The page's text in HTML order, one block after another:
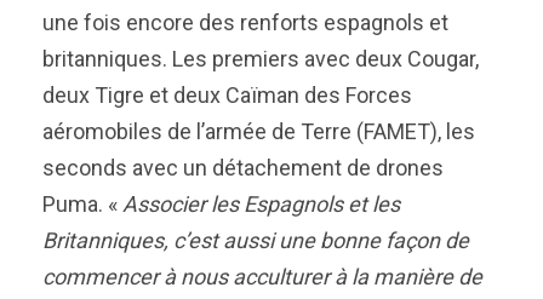
une fois encore des renforts espagnols et
britanniques. Les premiers avec deux Cougar,
deux Tigre et deux Caïman des Forces
aéromobiles de l’armée de Terre (FAMET), les
seconds avec un détachement de drones
Puma. « Associer les Espagnols et les
Britanniques, c’est aussi une bonne façon de
commencer à nous acculturer à la manière de